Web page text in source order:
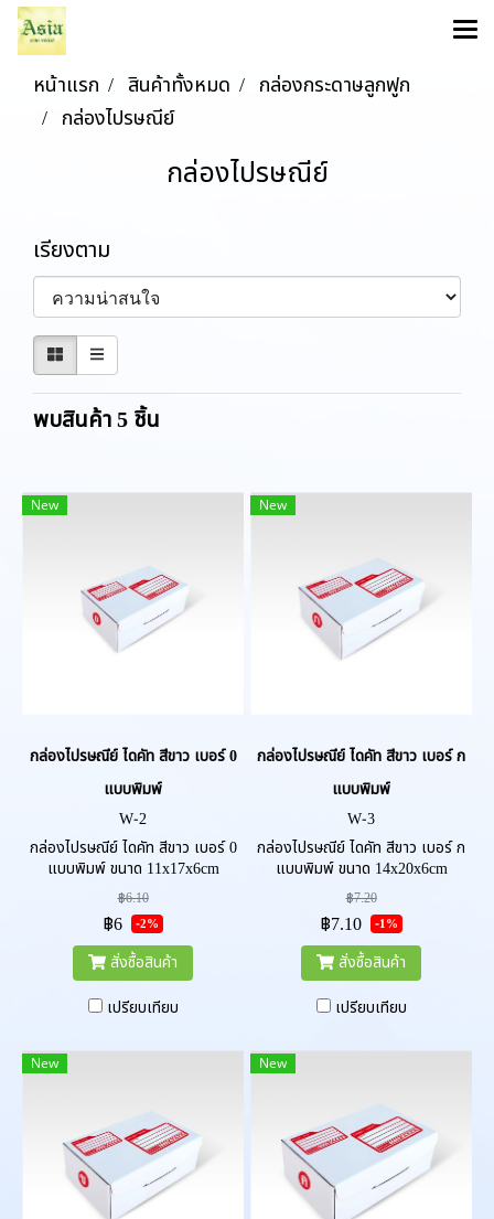
หน้าแรก สินค้าทั้งหมด
กล่องกระดาษลูกฟูก
กล่องไปรษณีย์
กล่องไปรษณีย์
เรียงตาม
พบสินค้า 5 ชิ้น
New
กล่องไปรษณีย์ ไดคัท สีขาว เบอร์ 0
แบบพิมพ์
W-2
กล่องไปรษณีย์ ไดคัท สีขาว เบอร์ 0
แบบพิมพ์ ขนาด 11x17x6cm
(กxยxส) หนา 3ชั้น
฿6.10
฿6 -2%
สั่งซื้อสินค้า
เปรียบเทียบ
New
กล่องไปรษณีย์ ไดคัท สีขาว เบอร์ ก
แบบพิมพ์
W-3
กล่องไปรษณีย์ ไดคัท สีขาว เบอร์ ก
แบบพิมพ์ ขนาด 14x20x6cm
(กxยxส) หนา 3ชั้น
฿7.20
฿7.10 -1%
สั่งซื้อสินค้า
เปรียบเทียบ
New New